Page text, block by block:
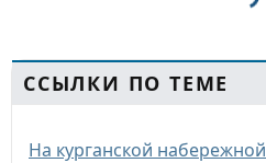
ССЫЛКИ ПО ТЕМЕ
На курганской